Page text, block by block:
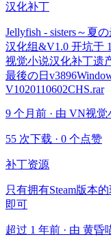
汉化补丁
Jellyfish - sisters～夏
汉化组&V1.0 开坑于
视觉小说汉化补丁遗
最後の日
V1020110602CHS.rar
9 个月前 · 由 VN视
55 次下载 · 0 个点赞
补丁资源
只有拥有Steam版本
即可
超过 1 年前 · 由 黄昏